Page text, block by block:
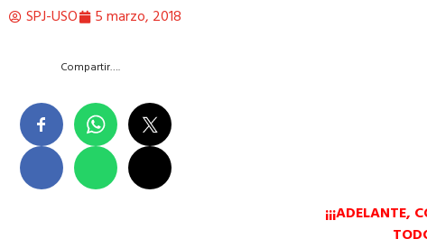
SPJ-USO 5 marzo, 2018
Compartir….
¡¡¡ADELANTE,